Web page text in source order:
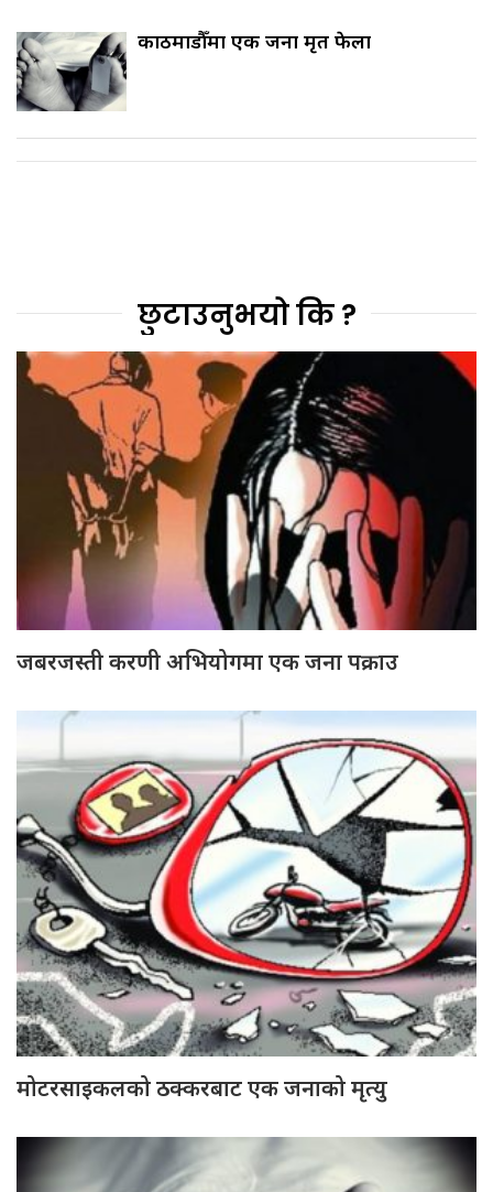
काठमाडौँमा एक जना मृत फेला
छुटाउनुभयो कि ?
जबरजस्ती करणी अभियोगमा एक जना पक्राउ
मोटरसाइकलको ठक्करबाट एक जनाको मृत्यु